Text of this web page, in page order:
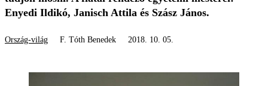
Enyedi Ildikó, Janisch Attila és Szász János.
Ország-világ F. Tóth Benedek 2018. 10. 05.